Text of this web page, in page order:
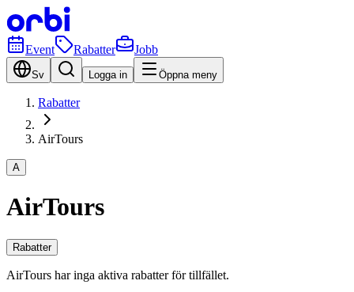
Event Rabatter Jobb
Sv Logga in Öppna meny
Rabatter
AirTours
A
AirTours
Rabatter
AirTours har inga aktiva rabatter för tillfället.